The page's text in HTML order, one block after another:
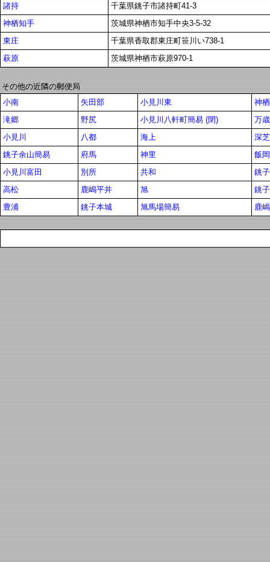
諸持
千葉県銚子市諸持町41-3
神栖知手
茨城県神栖市知手中央3-5-32
東庄
千葉県香取郡東庄町笹川い738-1
萩原
茨城県神栖市萩原970-1
その他の近隣の郵便局
小南
矢田部 小見川東
神栖
滝郷
野尻 小見川八軒町簡易 (閉)
万歳
小見川
八都 海上
深芝
銚子余山簡易
府馬 神里
飯岡
小見川富田
別所 共和
銚
高松
鹿嶋平井 旭
銚
豊浦
銚子本城 旭馬場簡易 鹿嶋